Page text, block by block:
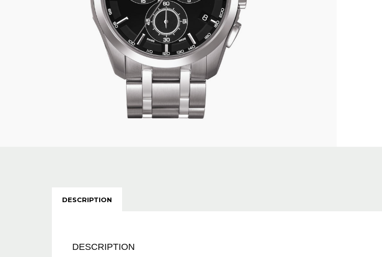
DESCRIPTION
DESCRIPTION